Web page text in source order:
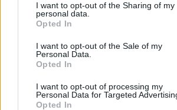
I want to opt-out of the Sharing of my
personal data.
Opted In
I want to opt-out of the Sale of my
Personal Data.
Opted In
I want to opt-out of processing my
Personal Data for Targeted
Opted In